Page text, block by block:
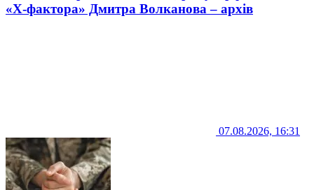
«Х-фактора» Дмитра Волканова – архів
07.08.2026, 16:31